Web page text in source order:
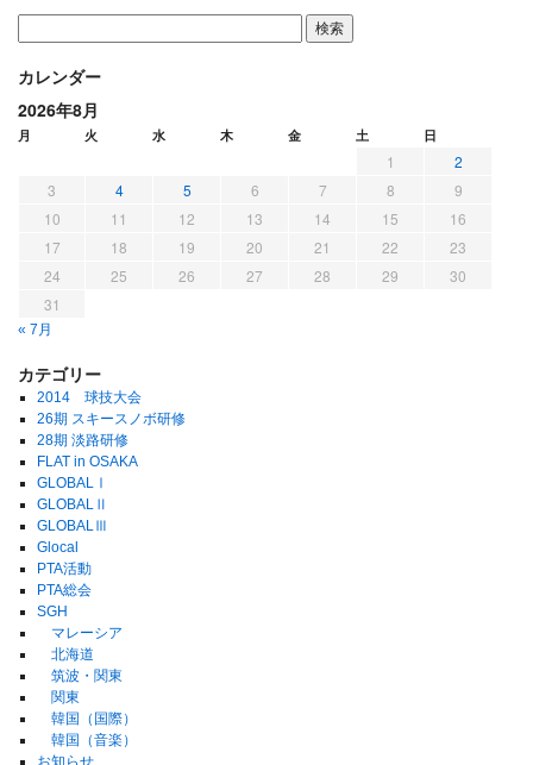
カレンダー
2026年8月
月 火 水 木 金 土 日
1
2
3
4 5 6 7 8
9
10
11 12 13 14 15
16
17
18 19 20 21 22
23
24
25 26 27 28 29
30
31
« 7月
カテゴリー
2014 球技大会
26期 スキースノボ研修
28期 淡路研修
FLAT in OSAKA
GLOBALⅠ
GLOBALⅡ
GLOBALⅢ
Glocal
PTA活動
PTA総会
SGH
マレーシア
北海道
筑波・関東
関東
韓国（国際）
韓国（音楽）
お知らせ